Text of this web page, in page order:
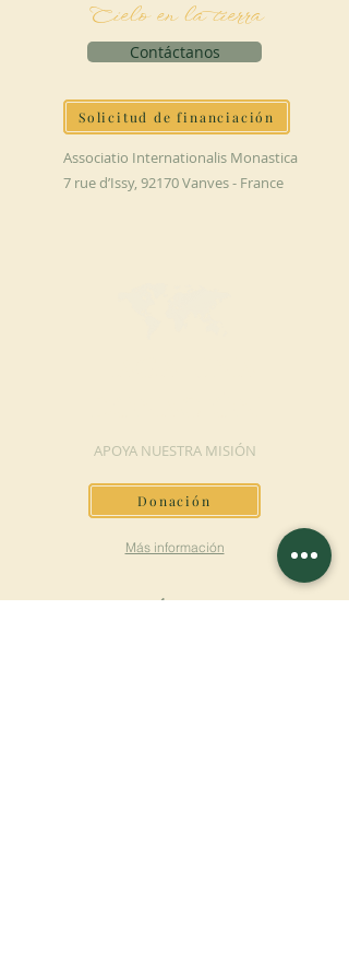
Cielo en la tierra
Contáctanos
Solicitud de financiación
Associatio Internationalis Monastica
7 rue d’Issy, 92170 Vanves - France
APOYA NUESTRA MISIÓN
Donación
Más información